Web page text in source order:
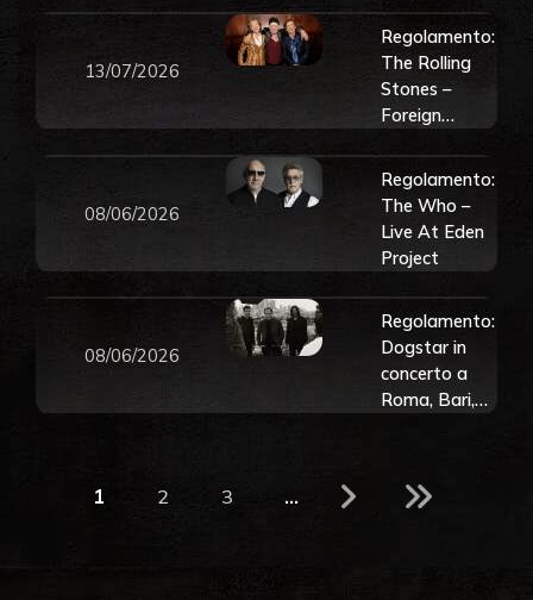
13/07/2026
Regolamento:
The Rolling
Stones –
Foreign
08/06/2026
Regolamento:
The Who –
Live At Eden
Project
08/06/2026
Regolamento:
Dogstar in
concerto a
Roma, Bari,
1 2 3 ...